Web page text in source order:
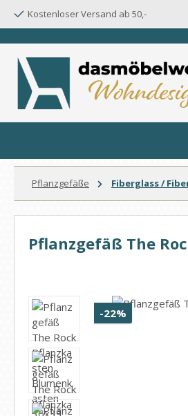
Hauptinhalt springen
Zur Suche springen
Zur Hauptnavigation springen
Kostenloser Versand ab 50,-
Pflanzgefäße Fiberglass /
Pflanzgefäß The
Bildergalerie überspringen
-22% Rabatt